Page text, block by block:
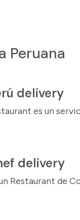
Peruana
delivery
es un
delivery
Restaurant de